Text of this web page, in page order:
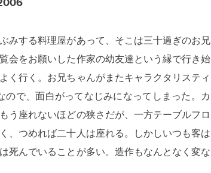
みする料理屋があって、そこは三十過ぎのお兄
会をお願いした作家の幼友達という縁で行き始
く行く。お兄ちゃんがまたキャラクタリスティ
ので、面白がってなじみになってしまった。カ
う座れないほどの狭さだが、一方テーブルフロ
、つめれば二十人は座れる。しかしいつも客は
死んでいることが多い。造作もなんとなく変な